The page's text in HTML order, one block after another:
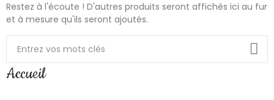
Restez à l'écoute ! D'autres produits seront affichés ici au fur
et à mesure qu'ils seront ajoutés.
Accueil